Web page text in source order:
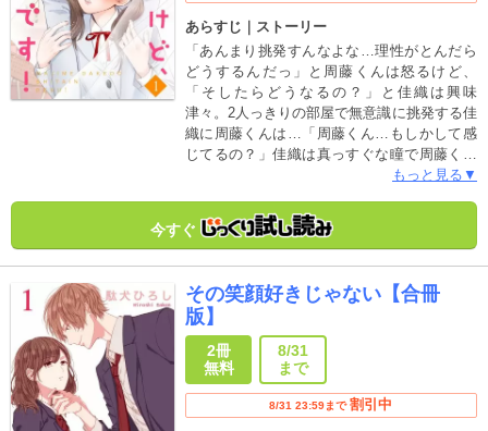
あらすじ｜ストーリー
「あんまり挑発すんなよな…理性がとんだら
どうするんだっ」と周藤くんは怒るけど、
「そしたらどうなるの？」と佳織は興味
津々。2人っきりの部屋で無意識に挑発する佳
織に周藤くんは…「周藤くん…もしかして感
じてるの？」佳織は真っすぐな瞳で周藤くん
を見つめる。その時、周藤くんは…超優等生
しおまけマンガ付き（「まじめだけど、した
いんです！」1話～4話収録されています）
もっと見る▼
今すぐ
その笑顔好きじゃない【合冊
版】
2冊
無料
8/31
まで
8/31 23:59まで 割引中